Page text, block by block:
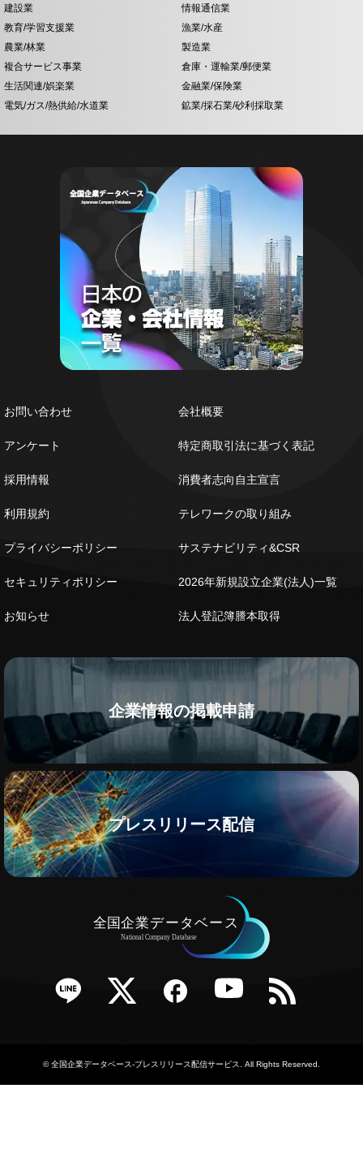
建設業
情報通信業
教育/学習支援業
漁業/水産
農業/林業
製造業
複合サービス事業
倉庫・運輸業/郵便業
生活関連/娯楽業
金融業/保険業
電気/ガス/熱供給/水道業
鉱業/採石業/砂利採取業
お問い合わせ
アンケート
採用情報
利用規約
プライバシーポリシー
セキュリティポリシー
お知らせ
会社概要
特定商取引法に基づく表記
消費者志向自主宣言
テレワークの取り組み
サステナビリティ&CSR
2026年新規設立企業(法人)一覧
法人登記簿謄本取得
企業情報の掲載申請
プレスリリース配信
Twitter Facebook YouTube RSS
©全国企業データベース-プレスリリース配信サービス . All Rights Reserved.